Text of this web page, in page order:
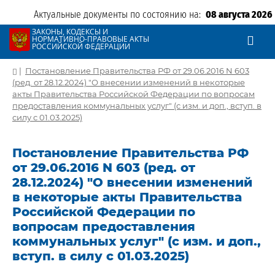
Актуальные документы по состоянию на: 08 августа 2026
ЗАКОНЫ, КОДЕКСЫ И
НОРМАТИВНО-ПРАВОВЫЕ АКТЫ
РОССИЙСКОЙ ФЕДЕРАЦИИ
| Постановление Правительства РФ от 29.06.2016 N 603
(ред. от 28.12.2024) "О внесении изменений в некоторые
акты Правительства Российской Федерации по вопросам
предоставления коммунальных услуг" (с изм. и доп., вступ. в
силу с 01.03.2025)
Постановление Правительства РФ
от 29.06.2016 N 603 (ред. от
28.12.2024) "О внесении изменений
в некоторые акты Правительства
Российской Федерации по
вопросам предоставления
коммунальных услуг" (с изм. и доп.,
вступ. в силу с 01.03.2025)